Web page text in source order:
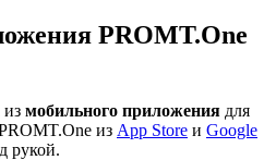
PROMT.One
из мобильного приложения для
из App Store и Google
рукой.